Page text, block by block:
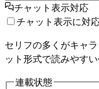
チャット表示対応
チャット表示に対
セリフの多くがキャ
ット形式で読みやす
連載状態